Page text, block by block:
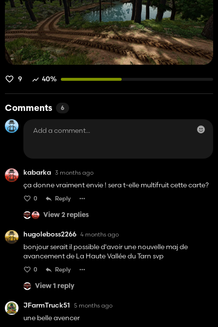
9 40%
Comments 6
kabarka 3 months ago
ça donne vraiment envie ! sera t-elle multifruit cette carte?
0 Reply
View 2 replies
hugoleboss2266 4 months ago
bonjour serait il possible d'avoir une nouvelle maj de
avancement de La Haute Vallée du Tarn svp
0 Reply
View 1 reply
JFarmTruck51 5 months ago
une belle avencer